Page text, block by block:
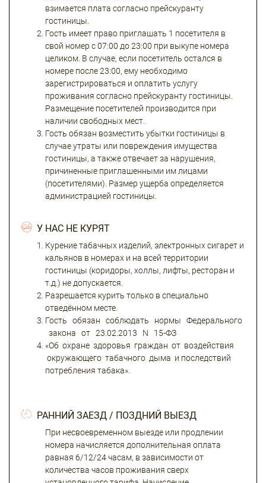
взимается плата согласно прейскуранту
гостиницы.
Гость имеет право приглашать 1 посетителя в
свой номер с 07:00 до 23:00 при выкупе номера
целиком. В случае, если посетитель остался в
номере после 23:00, ему необходимо
зарегистрироваться и оплатить услугу
проживания согласно прейскуранту гостиницы.
Размещение посетителей производится при
наличии свободных мест.
Гость обязан возместить убытки гостиницы в
случае утраты или повреждения имущества
гостиницы, а также отвечает за нарушения,
причиненные приглашенными им лицами
(посетителями). Размер ущерба определяется
администрацией гостиницы.
У НАС НЕ КУРЯТ
Курение табачных изделий, электронных сигарет и
кальянов в номерах и на всей территории
гостиницы (коридоры, холлы, лифты, ресторан и
т.д.) не допускается.
Разрешается курить только в специально
отведённом месте.
Гость обязан соблюдать нормы Федерального
закона от 23.02.2013 N 15-ФЗ
«Об охране здоровья граждан от воздействия
окружающего табачного дыма и последствий
потребления табака».
РАННИЙ ЗАЕЗД / ПОЗДНИЙ ВЫЕЗД
При несвоевременном выезде или продлении
номера начисляется дополнительная оплата
равная 6/12/24 часам, в зависимости от
количества часов проживания сверх